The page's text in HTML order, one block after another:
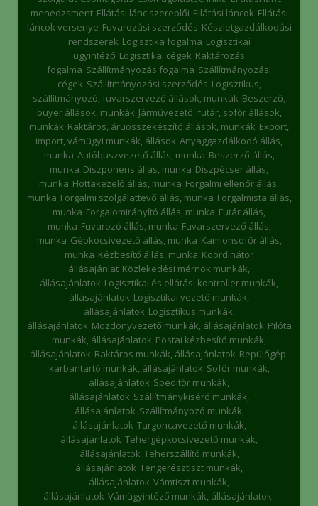
menedzsment Ellátási lánc szereplői Ellátási láncok Ellátási
láncok versenye Fuvarozási szerződés Készletgazdálkodási
rendszerek Logisztika fogalma Logisztikai
ügyintéző Logisztikai cégek Raktározás
fogalma Szállítmányozás fogalma Szállítmányozási
cégek Szállítmányozási szerződés Logisztikus,
szállítmányozó, fuvarszervező állások, munkák Beszerző,
buyer állások, munkák Járművezető, futár, sofőr állások,
munkák Raktáros, áruösszekészítő állások, munkák Export,
import, vámügyi munkák, állások Anyaggazdálkodó állás,
munka Autóbuszvezető állás, munka Beszerző állás,
munka Diszponens állás, munka Diszpécser állás,
munka Flottakezelő állás, munka Forgalmi ellenőr állás,
munka Forgalmi szolgálattevő állás, munka Forgalmista állás,
munka Forgalomirányító állás, munka Futár állás,
munka Fuvarozó állás, munka Fuvarszervező állás,
munka Gépkocsivezető állás, munka Kamionsofőr állás,
munka Kézbesítő állás, munka Koordinátor
állásajánlat Közlekedési mérnök munkák,
állásajánlatok Logisztikai és ellátási kontroller munkák,
állásajánlatok Logisztikai vezető munkák,
állásajánlatok Logisztikus munkák,
állásajánlatok Mozdonyvezető munkák, állásajánlatok Pilóta
munkák, állásajánlatok Postai kézbesítő munkák,
állásajánlatok Raktáros munkák, állásajánlatok Repülőgép-
karbantartó munkák, állásajánlatok Sofőr munkák,
állásajánlatok Speditőr munkák,
állásajánlatok Szállítmánykísérő munkák,
állásajánlatok Szállítmányozó munkák,
állásajánlatok Targoncavezető munkák,
állásajánlatok Tehergépkocsivezető munkák,
állásajánlatok Teherszállító munkák,
állásajánlatok Tengerésztiszt munkák,
állásajánlatok Vámtiszt munkák,
állásajánlatok Vámügyintéző munkák, állásajánlatok